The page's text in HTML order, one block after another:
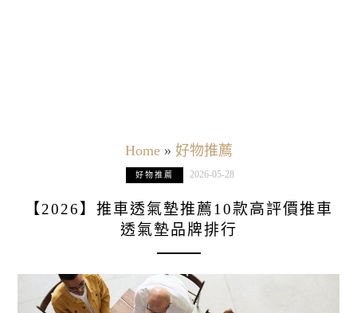
Home» 好物推薦
好物推薦 2026-05-28
【2026】推車透氣墊推薦10款高評價推車
透氣墊品牌排行